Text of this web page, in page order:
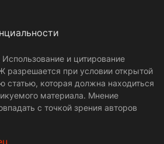
и цитирование
разрешается при условии открытой
статью, которая должна находиться
материала. Мнение
с точкой зрения авторов